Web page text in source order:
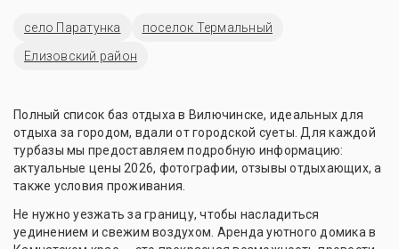
село Паратунка
поселок Термальный
Елизовский район
Полный список баз отдыха в Вилючинске, идеальных для
отдыха за городом, вдали от городской суеты. Для каждой
турбазы мы предоставляем подробную информацию:
актуальные цены 2026, фотографии, отзывы отдыхающих, а
также условия проживания.
Не нужно уезжать за границу, чтобы насладиться
уединением и свежим воздухом. Аренда уютного домика в